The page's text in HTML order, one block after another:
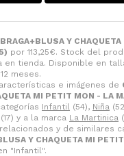
Y
por 113,25€. Stock del
en tienda. Disponible en
meses.
e imágenes de
MI PETIT MON - LA
Infantil (54), Niña
(17) y a la marca La Martinica
y de similares
Y CHAQUETA MI
"Infantil".